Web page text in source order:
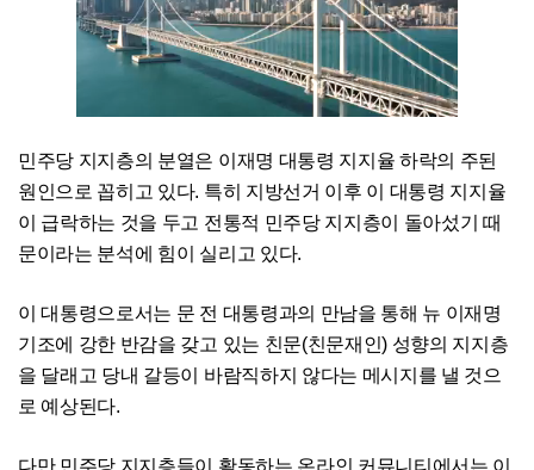
민주당 지지층의 분열은 이재명 대통령 지지율 하락의 주된
원인으로 꼽히고 있다. 특히 지방선거 이후 이 대통령 지지율
이 급락하는 것을 두고 전통적 민주당 지지층이 돌아섰기 때
문이라는 분석에 힘이 실리고 있다.
이 대통령으로서는 문 전 대통령과의 만남을 통해 뉴 이재명
기조에 강한 반감을 갖고 있는 친문(친문재인) 성향의 지지층
을 달래고 당내 갈등이 바람직하지 않다는 메시지를 낼 것으
로 예상된다.
다만 민주당 지지층들이 활동하는 온라인 커뮤니티에서는 이